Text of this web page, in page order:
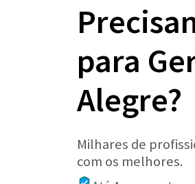
para
Alegre?
Milhares de
com os melhores.